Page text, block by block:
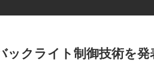
クライト制御技術を発